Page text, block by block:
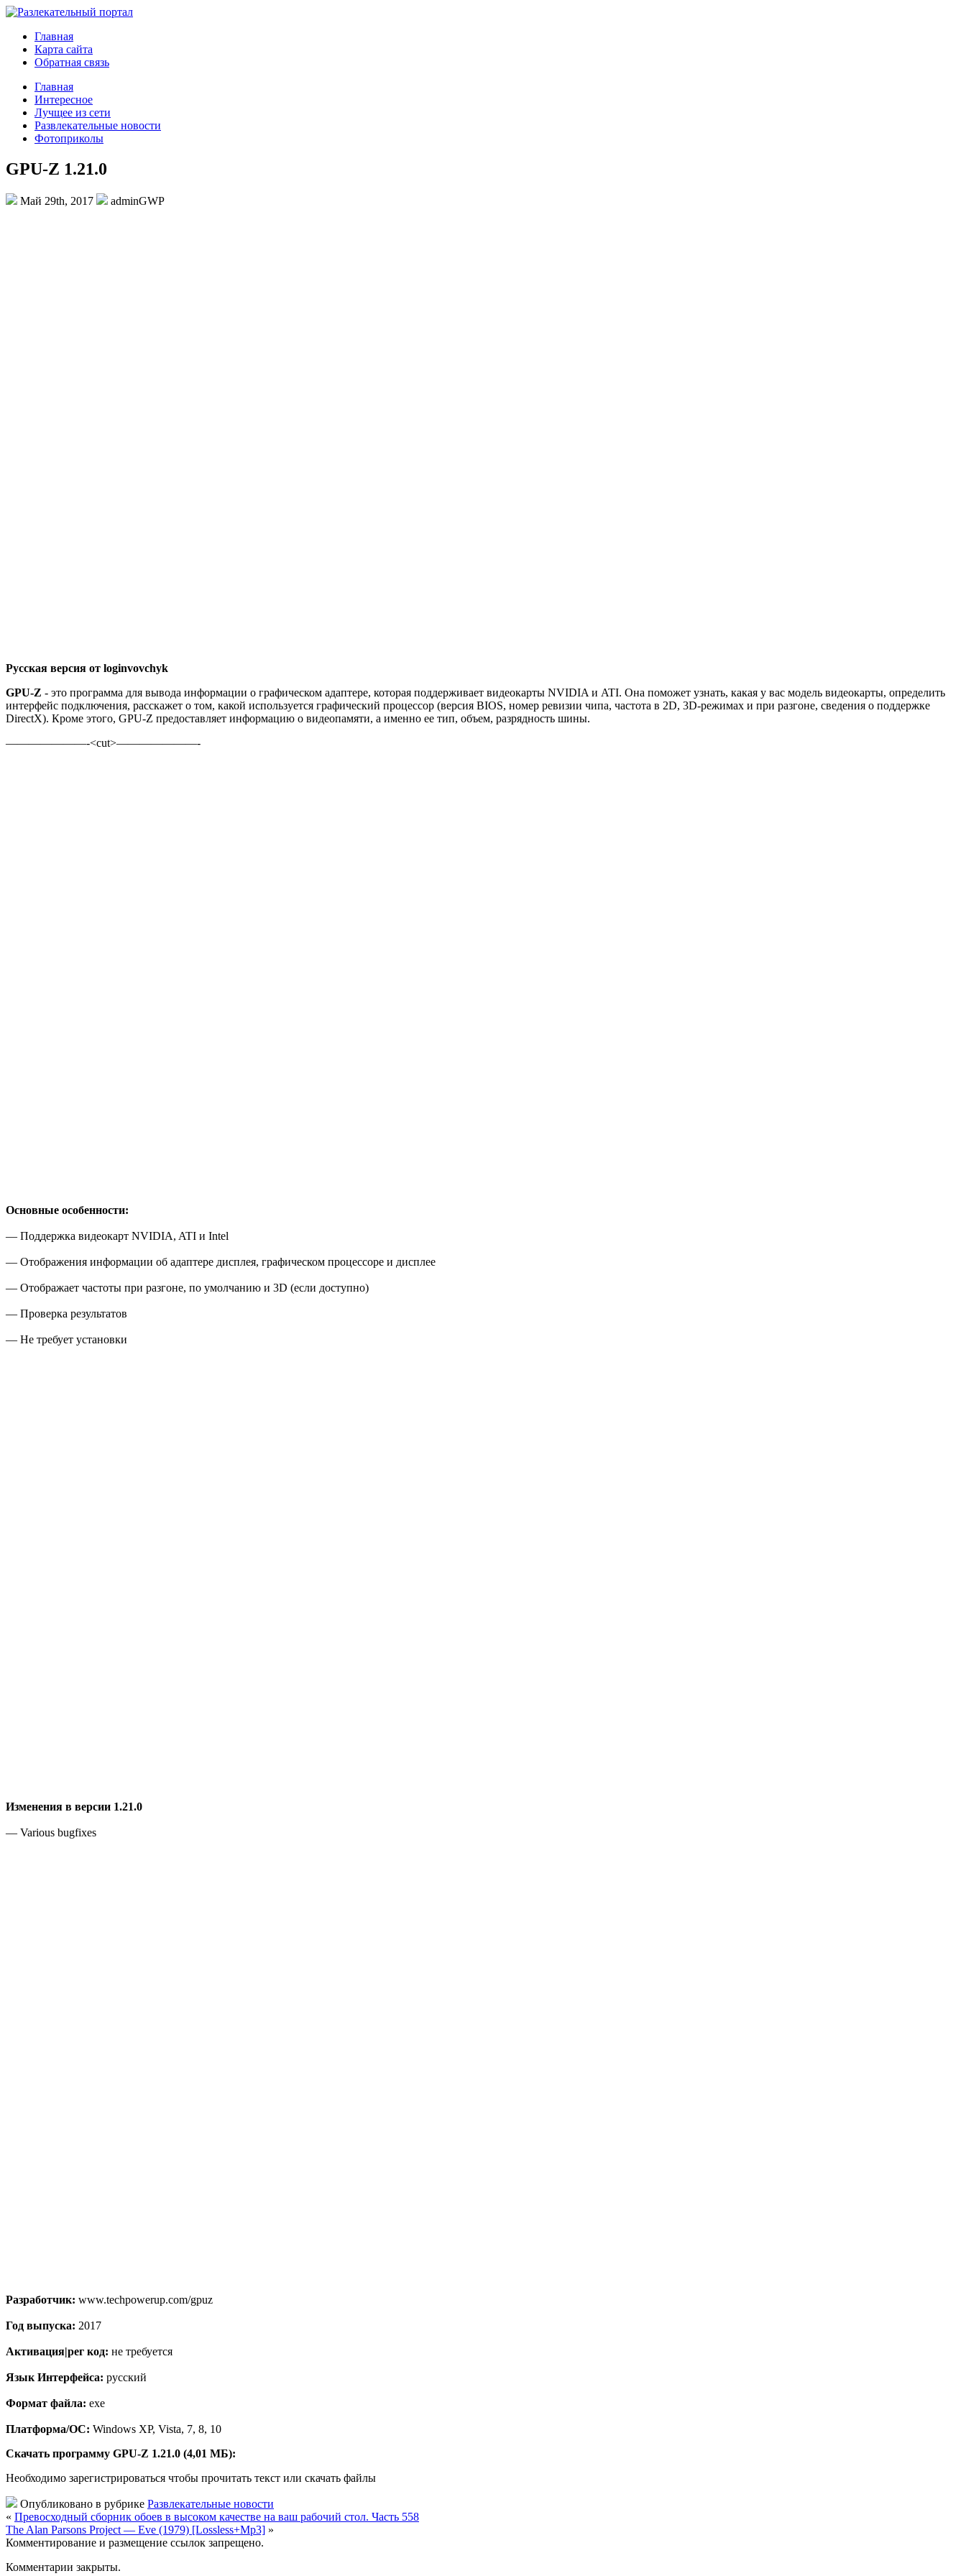
Главная
Карта сайта
Обратная связь
Главная
Интересное
Лучщее из сети
Развлекательные новости
Фотоприколы
GPU-Z 1.21.0
Май 29th, 2017 adminGWP
Русскaя вeрсия от loginvovchyk
GPU-Z - это программа для вывода информации о графическом адаптере, которая поддерживает видеокарты NVIDIA и ATI. Она поможет узнать, какая у вас модель видеокарты, определить
интерфейс подключения, расскажет о том, какой используется графический процессор (версия BIOS, номер ревизии чипа, частота в 2D, 3D-режимах и при разгоне, сведения о поддержке
DirectX). Кроме этого, GPU-Z предоставляет информацию о видеопамяти, а именно ее тип, объем, разрядность шины.
———————-<cut>———————-
Основные особенности:
— Поддержка видеокарт NVIDIA, ATI и Intel
— Отображения информации об адаптере дисплея, графическом процессоре и дисплее
— Отображает частоты при разгоне, по умолчанию и 3D (если доступно)
— Проверка результатов
— Не требует установки
Изменения в версии 1.21.0
— Various bugfixes
Разработчик: www.techpowerup.com/gpuz
Год выпуска: 2017
Активация|рег код: не требуется
Язык Интерфейса: русский
Формат файла: exe
Платформа/ОС: Windows XP, Vista, 7, 8, 10
Скачать программу GPU-Z 1.21.0 (4,01 МБ):
Необходимо зарегистрироваться чтобы прочитать текст или скачать файлы
Опубликовано в рубрике Развлекательные новости
« Превосходный сборник обоев в высоком качестве на ваш рабочий стол. Часть 558
The Alan Parsons Project — Eve (1979) [Lossless+Mp3] »
Комментирование и размещение ссылок запрещено.
Комментарии закрыты.